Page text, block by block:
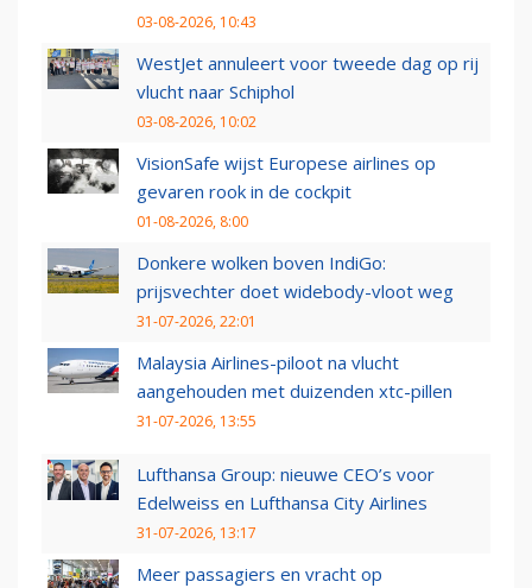
03-08-2026, 10:43
WestJet annuleert voor tweede dag op rij
vlucht naar Schiphol
03-08-2026, 10:02
VisionSafe wijst Europese airlines op
gevaren rook in de cockpit
01-08-2026, 8:00
Donkere wolken boven IndiGo:
prijsvechter doet widebody-vloot weg
31-07-2026, 22:01
Malaysia Airlines-piloot na vlucht
aangehouden met duizenden xtc-pillen
31-07-2026, 13:55
Lufthansa Group: nieuwe CEO’s voor
Edelweiss en Lufthansa City Airlines
31-07-2026, 13:17
Meer passagiers en vracht op